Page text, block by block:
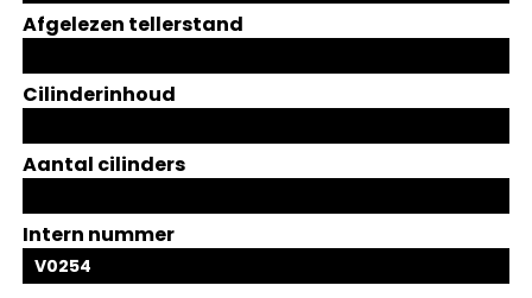
Afgelezen tellerstand
Cilinderinhoud
Aantal cilinders
Intern nummer
V0254